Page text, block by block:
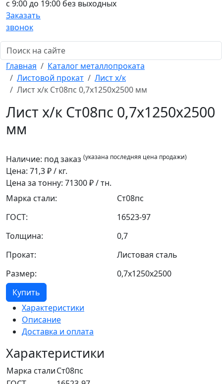
c 9:00 до 19:00 без выходных
Заказать
звонок
Главная
Каталог металлопроката
Листовой прокат
Лист х/к
Лист х/к Ст08пс 0,7x1250x2500 мм
Лист х/к Ст08пс 0,7x1250x2500
мм
Наличие: под заказ (указана последняя цена продажи)
Цена: 71,3₽ / кг.
Цена за тонну: 71300₽ / тн.
Марка стали:
Ст08пс
ГОСТ:
16523-97
Толщина:
0,7
Прокат:
Листовая сталь
Размер:
0,7x1250x2500
Купить
Характеристики
Описание
Доставка и оплата
Характеристики
Марка сталиСт08пс